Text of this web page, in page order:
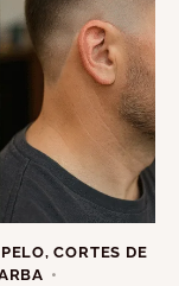
,CORTES DE